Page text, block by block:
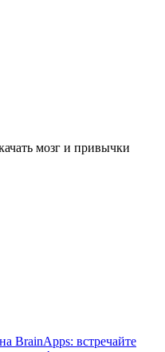
мозг и привычки
BrainApps: встречайте